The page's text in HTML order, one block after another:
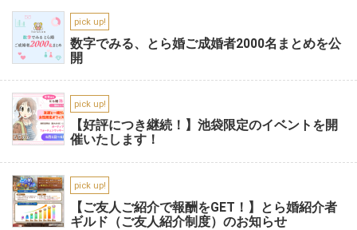
pick up!
数字でみる、とら婚ご成婚者2000名まとめを公
開
pick up!
【好評につき継続！】池袋限定のイベントを開
催いたします！
pick up!
【ご友人ご紹介で報酬をGET！】とら婚紹介者
ギルド（ご友人紹介制度）のお知らせ